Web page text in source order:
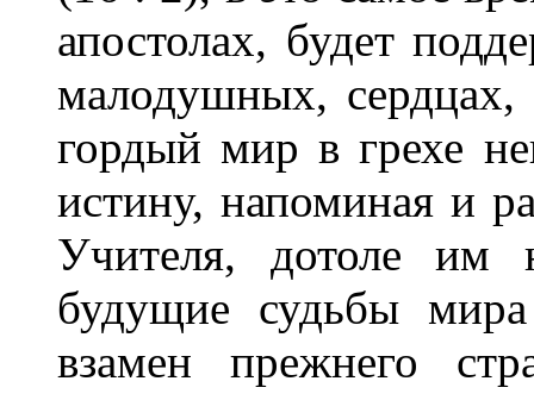
апостолах, будет
малодушных,
гордый мир в грехе
истину, напоминая и
Учителя, дотоле им
будущие судьбы
взамен прежнего